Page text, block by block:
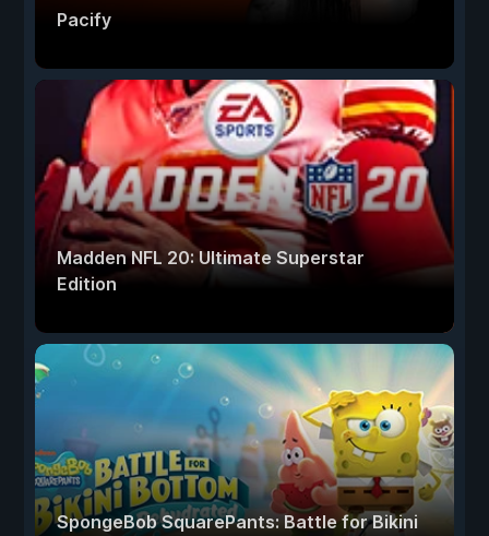
Pacify
Madden NFL 20: Ultimate Superstar
Edition
SpongeBob SquarePants: Battle for Bikini